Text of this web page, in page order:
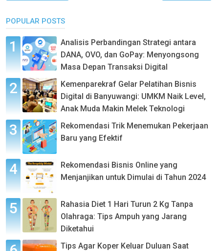
POPULAR POSTS
Analisis Perbandingan Strategi antara
DANA, OVO, dan GoPay: Menyongsong
Masa Depan Transaksi Digital
Kemenparekraf Gelar Pelatihan Bisnis
Digital di Banyuwangi: UMKM Naik Level,
Anak Muda Makin Melek Teknologi
Rekomendasi Trik Menemukan Pekerjaan
Baru yang Efektif
Rekomendasi Bisnis Online yang
Menjanjikan untuk Dimulai di Tahun 2024
Rahasia Diet 1 Hari Turun 2 Kg Tanpa
Olahraga: Tips Ampuh yang Jarang
Diketahui
Tips Agar Koper Keluar Duluan Saat